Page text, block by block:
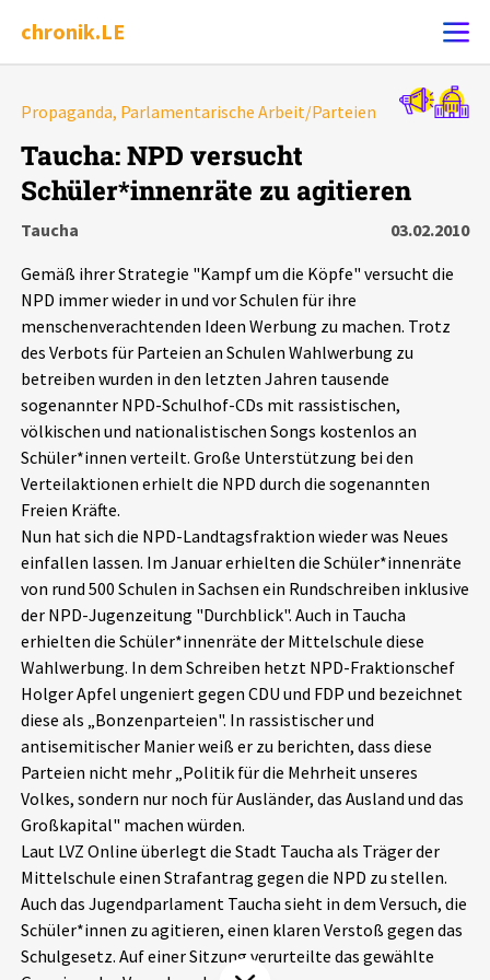
chronik.LE
Ereignis melden
Chronik
Leipziger Zustände
Schlaglichter
Phänomene
Aktuelles
Alle Beiträge
Veranstaltungen
Pressemitteilungen
Podcasts
Über uns
Projektbeschreibung
Kontakt
Unterstützer_innen
Spenden
chronik.LE in der Presse
Propaganda, Parlamentarische Arbeit/Parteien
Taucha: NPD versucht
Schüler*innenräte zu agitieren
Taucha
03.02.2010
Gemäß ihrer Strategie "Kampf um die Köpfe" versucht die
NPD immer wieder in und vor Schulen für ihre
menschenverachtenden Ideen Werbung zu machen. Trotz
des Verbots für Parteien an Schulen Wahlwerbung zu
betreiben wurden in den letzten Jahren tausende
sogenannter NPD-Schulhof-CDs mit rassistischen,
völkischen und nationalistischen Songs kostenlos an
Schüler*innen verteilt. Große Unterstützung bei den
Verteilaktionen erhielt die NPD durch die sogenannten
Freien Kräfte.
Nun hat sich die NPD-Landtagsfraktion wieder was Neues
einfallen lassen. Im Januar erhielten die Schüler*innenräte
von rund 500 Schulen in Sachsen ein Rundschreiben inklusive
der NPD-Jugenzeitung "Durchblick". Auch in Taucha
erhielten die Schüler*innenräte der Mittelschule diese
Wahlwerbung. In dem Schreiben hetzt NPD-Fraktionschef
Holger Apfel ungeniert gegen CDU und FDP und bezeichnet
diese als „Bonzenparteien". In rassistischer und
antisemitischer Manier weiß er zu berichten, dass diese
Parteien nicht mehr „Politik für die Mehrheit unseres
Volkes, sondern nur noch für Ausländer, das Ausland und das
Großkapital" machen würden.
Laut LVZ Online überlegt die Stadt Taucha als Träger der
Mittelschule einen Strafantrag gegen die NPD zu stellen.
Auch das Jugendparlament Taucha sieht in dem Versuch, die
Schüler*innen zu agitieren, einen klaren Verstoß gegen das
Schulgesetz. Auf einer Sitzung verurteilte das gewählte
Alle Ereignisse
Ereignisse
Ereignisse Statistik